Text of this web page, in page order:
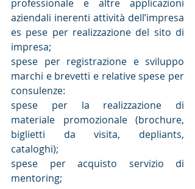
professionale e altre applicazioni
aziendali inerenti attività dell’impresa
es pese per realizzazione del sito di
impresa;
spese per registrazione e sviluppo
marchi e brevetti e relative spese per
consulenze:
spese per la realizzazione di
materiale promozionale (brochure,
biglietti da visita, depliants,
cataloghi);
spese per acquisto servizio di
mentoring;